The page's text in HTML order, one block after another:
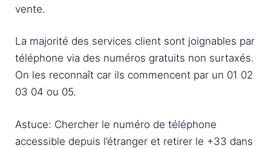
vente.
La majorité des services client sont joignables par
téléphone via des numéros gratuits non surtaxés.
On les reconnaît car ils commencent par un 01 02
03 04 ou 05.
Astuce: Chercher le numéro de téléphone
accessible depuis l’étranger et retirer le +33 dans